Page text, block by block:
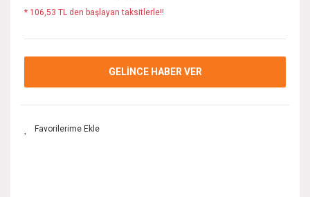
* 106,53 TL den başlayan taksitlerle!!
GELİNCE HABER VER